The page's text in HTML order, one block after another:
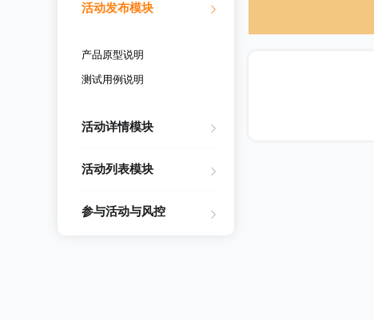
活动发布模块
产品原型说明
测试用例说明
活动详情模块
活动列表模块
参与活动与风控